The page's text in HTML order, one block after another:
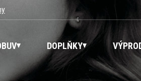
DOPLŇKY